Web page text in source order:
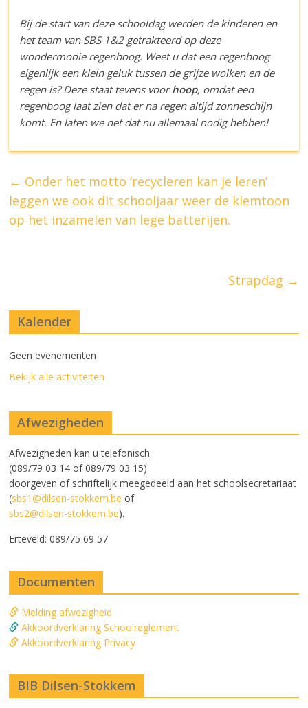
Bij de start van deze schooldag werden de kinderen en
het team van SBS 1&2 getrakteerd op deze
wondermooie regenboog. Weet u dat een regenboog
eigenlijk een klein geluk tussen de grijze wolken en de
regen is? Deze staat tevens voorhoop, omdat een
regenboog laat zien dat er na regen altijd zonneschijn
komt. En laten we net dat nu allemaal nodig hebben!
← Onder het motto ‘recycleren kan je leren’
leggen we ook dit schooljaar weer de klemtoon
op het inzamelen van lege batterijen.
Strapdag →
Kalender
Geen evenementen
Bekijk alle activiteiten
Afwezigheden
Afwezigheden kan u telefonisch
(089/79 03 14 of 089/79 03 15)
doorgeven of schriftelijk meegedeeld aan het schoolsecretariaat
(sbs1@dilsen-stokkem.be of
sbs2@dilsen-stokkem.be).
Erteveld: 089/75 69 57
Documenten
Melding afwezigheid
Akkoordverklaring Schoolreglement
Akkoordverklaring Privacy
BIB Dilsen-Stokkem